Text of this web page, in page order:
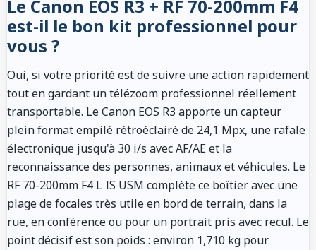
Le Canon EOS R3 + RF 70-200mm F4
est-il le bon kit professionnel pour
vous ?
Oui, si votre priorité est de suivre une action rapidement
tout en gardant un télézoom professionnel réellement
transportable. Le Canon EOS R3 apporte un capteur
plein format empilé rétroéclairé de 24,1 Mpx, une rafale
électronique jusqu'à 30 i/s avec AF/AE et la
reconnaissance des personnes, animaux et véhicules. Le
RF 70-200mm F4 L IS USM complète ce boîtier avec une
plage de focales très utile en bord de terrain, dans la
rue, en conférence ou pour un portrait pris avec recul. Le
point décisif est son poids : environ 1,710 kg pour